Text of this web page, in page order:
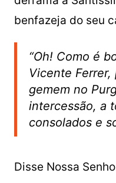
benfazeja do seu
“Oh! Como é
Vicente
gemem no
intercessão, a
consolados e
Disse Nossa